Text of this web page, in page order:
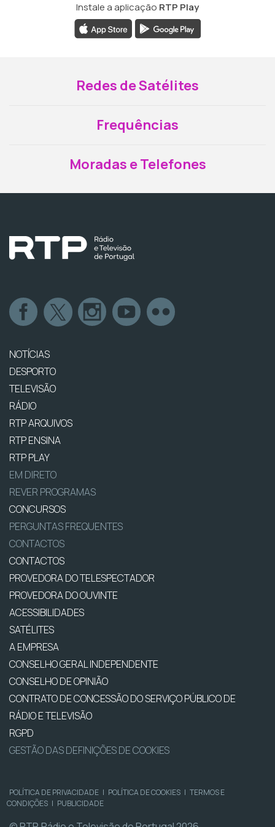
Instale a aplicação RTP Play
Redes de Satélites
Frequências
Moradas e Telefones
NOTÍCIAS
DESPORTO
TELEVISÃO
RÁDIO
RTP ARQUIVOS
RTP ENSINA
RTP PLAY
EM DIRETO
REVER PROGRAMAS
CONCURSOS
PERGUNTAS FREQUENTES
CONTACTOS
CONTACTOS
PROVEDORA DO TELESPECTADOR
PROVEDORA DO OUVINTE
ACESSIBILIDADES
SATÉLITES
A EMPRESA
CONSELHO GERAL INDEPENDENTE
CONSELHO DE OPINIÃO
CONTRATO DE CONCESSÃO DO SERVIÇO PÚBLICO DE
RÁDIO E TELEVISÃO
RGPD
GESTÃO DAS DEFINIÇÕES DE COOKIES
POLÍTICA DE PRIVACIDADE | POLÍTICA DE COOKIES | TERMOS E
CONDIÇÕES | PUBLICIDADE